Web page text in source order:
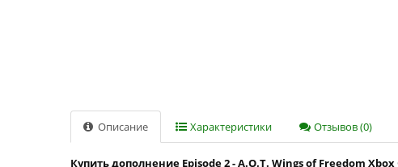
Описание Характеристики Отзывов (0)
Купить дополнение Episode 2 - A.O.T. Wings of Freedom